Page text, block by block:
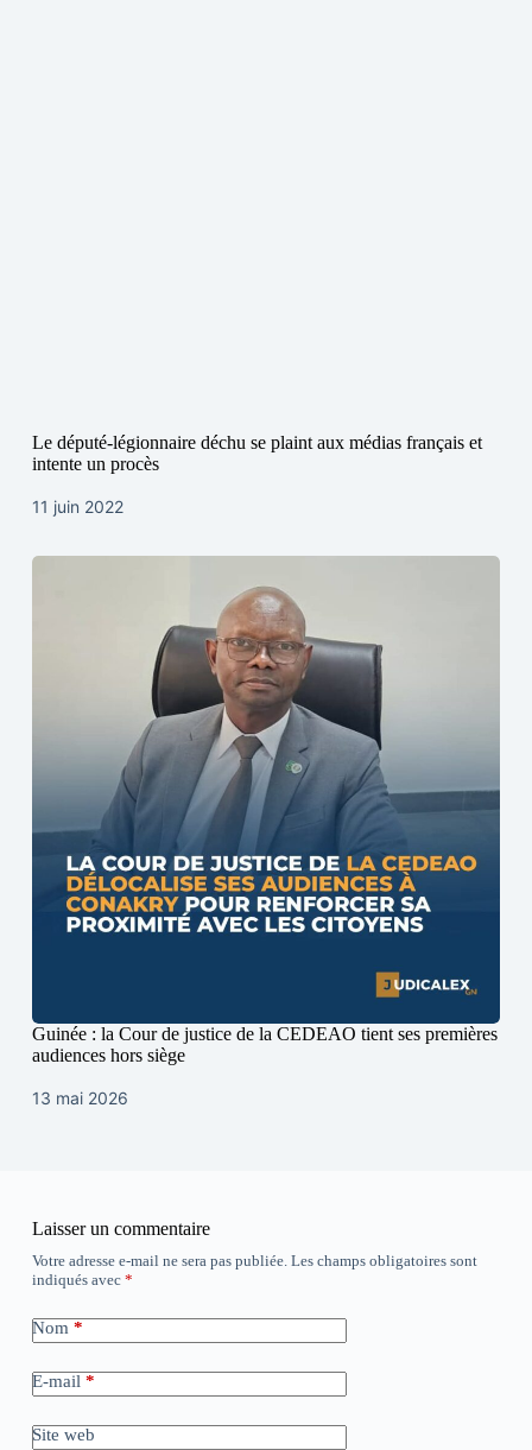
Le député-légionnaire déchu se plaint aux médias français et
intente un procès
11 juin 2022
Guinée : la Cour de justice de la CEDEAO tient ses premières
audiences hors siège
13 mai 2026
Laisser un commentaire
Votre adresse e-mail ne sera pas publiée. Les champs obligatoires sont
indiqués avec *
Nom *
E-mail *
Site web